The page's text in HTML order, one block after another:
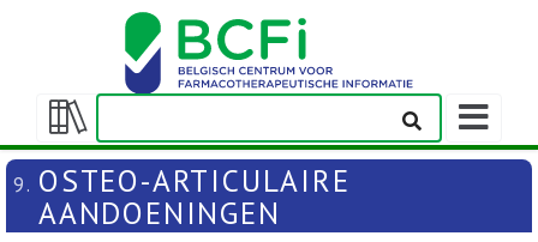
Weergeven/verbergen
inhoudstafel
9. OSTEO-ARTICULAIRE
AANDOENINGEN